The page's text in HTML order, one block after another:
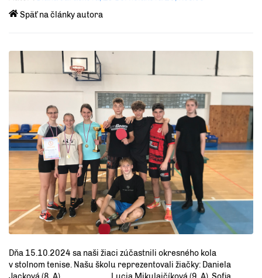
Späť na články autora
Dňa 15.10.2024 sa naši žiaci zúčastnili okresného kola
v stolnom tenise. Našu školu reprezentovali žiačky: Daniela